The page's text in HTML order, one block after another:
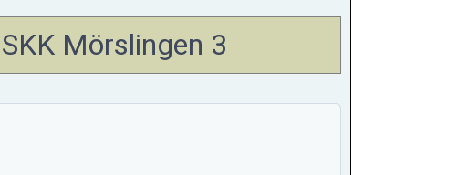
Mörslingen 3